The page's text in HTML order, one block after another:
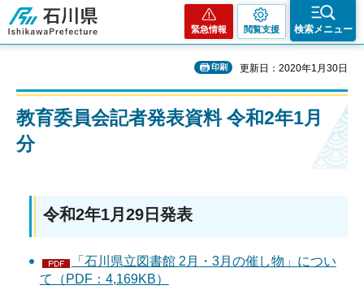
石川県
緊急情報 閲覧支援 検索メニュー
印刷 更新日：2020年1月30日
教育委員会記者発表資料 令和2年1月
分
令和2年1月29日発表
「石川県立図書館 2月・3月の催し物」につい
て（PDF：4,169KB）